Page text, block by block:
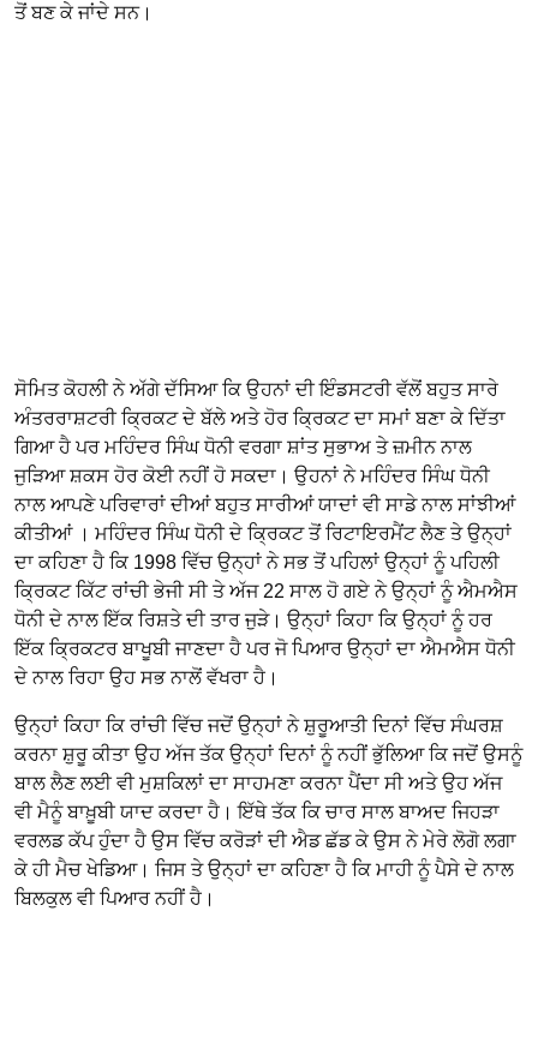
ਤੋਂ ਬਣ ਕੇ ਜਾਂਦੇ ਸਨ।
ਸੋਮਿਤ ਕੋਹਲੀ ਨੇ ਅੱਗੇ ਦੱਸਿਆ ਕਿ ਉਹਨਾਂ ਦੀ ਇੰਡਸਟਰੀ ਵੱਲੋਂ ਬਹੁਤ ਸਾਰੇ
ਅੰਤਰਰਾਸ਼ਟਰੀ ਕ੍ਰਿਕਟ ਦੇ ਬੱਲੇ ਅਤੇ ਹੋਰ ਕ੍ਰਿਕਟ ਦਾ ਸਮਾਂ ਬਣਾ ਕੇ ਦਿੱਤਾ
ਗਿਆ ਹੈ ਪਰ ਮਹਿੰਦਰ ਸਿੰਘ ਧੋਨੀ ਵਰਗਾ ਸ਼ਾਂਤ ਸੁਭਾਅ ਤੇ ਜ਼ਮੀਨ ਨਾਲ
ਜੁੜਿਆ ਸ਼ਕਸ ਹੋਰ ਕੋਈ ਨਹੀਂ ਹੋ ਸਕਦਾ। ਉਹਨਾਂ ਨੇ ਮਹਿੰਦਰ ਸਿੰਘ ਧੋਨੀ
ਨਾਲ ਆਪਣੇ ਪਰਿਵਾਰਾਂ ਦੀਆਂ ਬਹੁਤ ਸਾਰੀਆਂ ਯਾਦਾਂ ਵੀ ਸਾਡੇ ਨਾਲ ਸਾਂਝੀਆਂ
ਕੀਤੀਆਂ । ਮਹਿੰਦਰ ਸਿੰਘ ਧੋਨੀ ਦੇ ਕ੍ਰਿਕਟ ਤੋਂ ਰਿਟਾਇਰਮੈਂਟ ਲੈਣ ਤੇ ਉਨ੍ਹਾਂ
ਦਾ ਕਹਿਣਾ ਹੈ ਕਿ 1998 ਵਿੱਚ ਉਨ੍ਹਾਂ ਨੇ ਸਭ ਤੋਂ ਪਹਿਲਾਂ ਉਨ੍ਹਾਂ ਨੂੰ ਪਹਿਲੀ
ਕ੍ਰਿਕਟ ਕਿੱਟ ਰਾਂਚੀ ਭੇਜੀ ਸੀ ਤੇ ਅੱਜ 22 ਸਾਲ ਹੋ ਗਏ ਨੇ ਉਨ੍ਹਾਂ ਨੂੰ ਐਮਐਸ
ਧੋਨੀ ਦੇ ਨਾਲ ਇੱਕ ਰਿਸ਼ਤੇ ਦੀ ਤਾਰ ਜੁੜੇ। ਉਨ੍ਹਾਂ ਕਿਹਾ ਕਿ ਉਨ੍ਹਾਂ ਨੂੰ ਹਰ
ਇੱਕ ਕ੍ਰਿਕਟਰ ਬਾਖੂਬੀ ਜਾਣਦਾ ਹੈ ਪਰ ਜੋ ਪਿਆਰ ਉਨ੍ਹਾਂ ਦਾ ਐਮਐਸ ਧੋਨੀ
ਦੇ ਨਾਲ ਰਿਹਾ ਉਹ ਸਭ ਨਾਲੋਂ ਵੱਖਰਾ ਹੈ।
ਉਨ੍ਹਾਂ ਕਿਹਾ ਕਿ ਰਾਂਚੀ ਵਿੱਚ ਜਦੋਂ ਉਨ੍ਹਾਂ ਨੇ ਸ਼ੁਰੂਆਤੀ ਦਿਨਾਂ ਵਿੱਚ ਸੰਘਰਸ਼
ਕਰਨਾ ਸ਼ੁਰੂ ਕੀਤਾ ਉਹ ਅੱਜ ਤੱਕ ਉਨ੍ਹਾਂ ਦਿਨਾਂ ਨੂੰ ਨਹੀਂ ਭੁੱਲਿਆ ਕਿ ਜਦੋਂ ਉਸਨੂੰ
ਬਾਲ ਲੈਣ ਲਈ ਵੀ ਮੁਸ਼ਕਿਲਾਂ ਦਾ ਸਾਹਮਣਾ ਕਰਨਾ ਪੈਂਦਾ ਸੀ ਅਤੇ ਉਹ ਅੱਜ
ਵੀ ਮੈਨੂੰ ਬਾਖ਼ੂਬੀ ਯਾਦ ਕਰਦਾ ਹੈ। ਇੱਥੇ ਤੱਕ ਕਿ ਚਾਰ ਸਾਲ ਬਾਅਦ ਜਿਹੜਾ
ਵਰਲਡ ਕੱਪ ਹੁੰਦਾ ਹੈ ਉਸ ਵਿੱਚ ਕਰੋੜਾਂ ਦੀ ਐਡ ਛੱਡ ਕੇ ਉਸ ਨੇ ਮੇਰੇ ਲੋਗੋ ਲਗਾ
ਕੇ ਹੀ ਮੈਚ ਖੇਡਿਆ। ਜਿਸ ਤੇ ਉਨ੍ਹਾਂ ਦਾ ਕਹਿਣਾ ਹੈ ਕਿ ਮਾਹੀ ਨੂੰ ਪੈਸੇ ਦੇ ਨਾਲ
ਬਿਲਕੁਲ ਵੀ ਪਿਆਰ ਨਹੀਂ ਹੈ।